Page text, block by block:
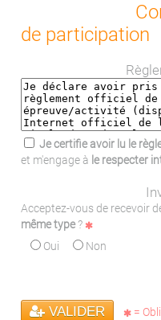
de participation
Je certifie avoir lu le
et m'engage à le respecter
Acceptez-vous de recevoir
même type?
Oui
Non
VALIDER =